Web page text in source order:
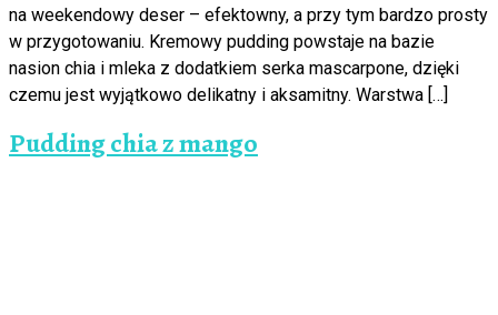
na weekendowy deser – efektowny, a przy tym bardzo prosty
w przygotowaniu. Kremowy pudding powstaje na bazie
nasion chia i mleka z dodatkiem serka mascarpone, dzięki
czemu jest wyjątkowo delikatny i aksamitny. Warstwa […]
Pudding chia z mango